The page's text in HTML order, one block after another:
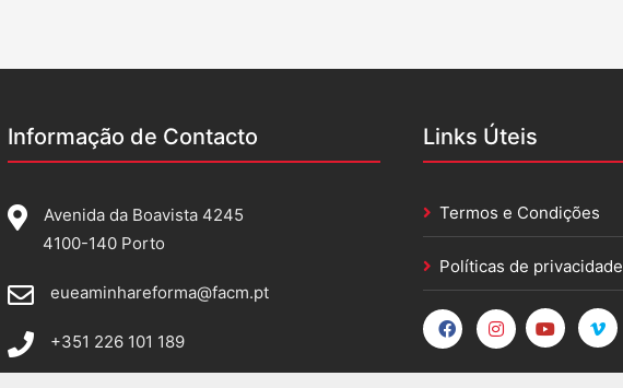
Informação de Contacto
Avenida da Boavista 4245
4100-140 Porto
eueaminhareforma@facm.pt
+351 226 101 189
Links Úteis
Termos e Condições
Políticas de privacidade